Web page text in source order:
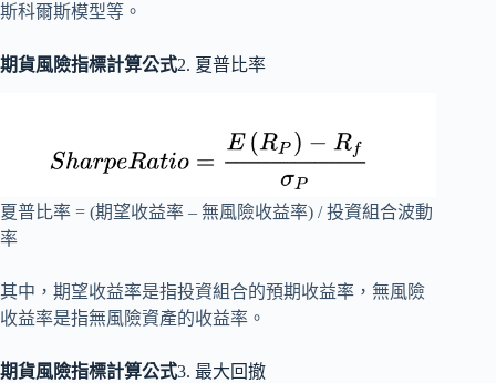
斯科爾斯模型等。
期貨風險指標計算公式2. 夏普比率
夏普比率 = (期望收益率 – 無風險收益率) / 投資組合波動
率
其中，期望收益率是指投資組合的預期收益率，無風險
收益率是指無風險資產的收益率。
期貨風險指標計算公式3. 最大回撤